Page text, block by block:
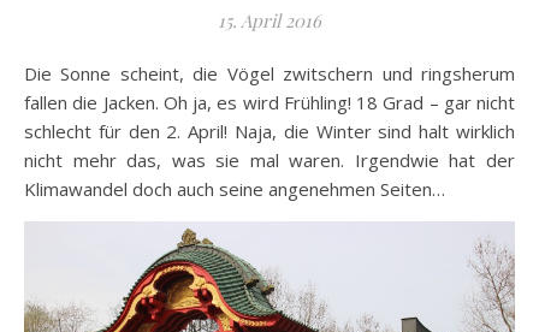
15. April 2016
Die Sonne scheint, die Vögel zwitschern und ringsherum
fallen die Jacken. Oh ja, es wird Frühling! 18 Grad – gar nicht
schlecht für den 2. April! Naja, die Winter sind halt wirklich
nicht mehr das, was sie mal waren. Irgendwie hat der
Klimawandel doch auch seine angenehmen Seiten…